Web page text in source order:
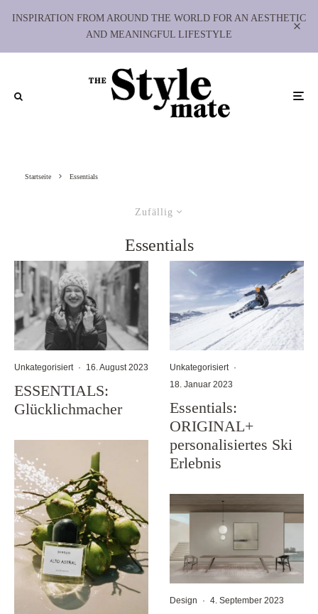
INSPIRATION FROM AROUND THE WORLD FOR AN AESTHETIC
AND MEANINGFUL LIFESTYLE
Startseite Essentials
Zufällig
Essentials
Unkategorisiert · 16. August 2023
ESSENTIALS:
Glücklichmacher
Unkategorisiert ·
18. Januar 2023
Essentials:
ORIGINAL+
personalisiertes Ski
Erlebnis
Design · 4. September 2023